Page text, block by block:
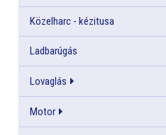
Közelharc - kézitusa
Ladbarúgás
Lovaglás
Motor